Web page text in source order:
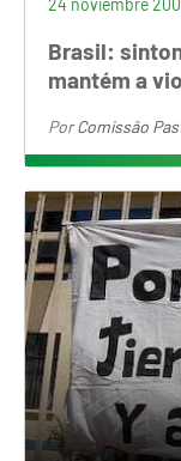
24 noviembre
Brasil:
mantém a
PorComissão